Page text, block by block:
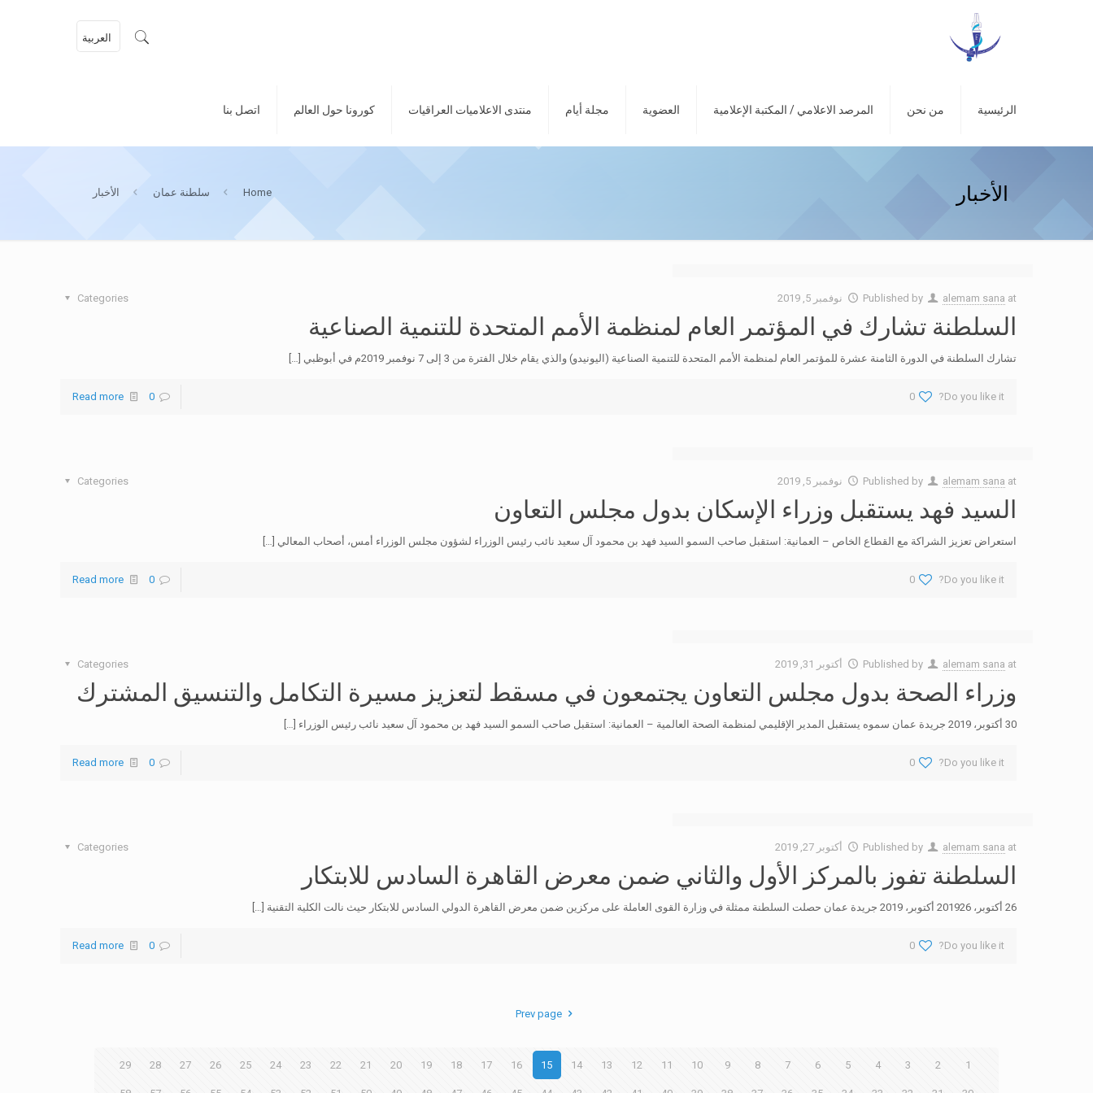
الرئيسية من نحن المرصد الاعلامي / المكتبة الإعلامية العضوية مجلة أيام منتدى الاعلاميات العراقيات كورونا حول العالم اتصل بنا
العربية
الأخبار Home سلطنة عمان الأخبار
Published by alemam sana at نوفمبر 5, 2019 Categories
السلطنة تشارك في المؤتمر العام لمنظمة الأمم المتحدة للتنمية الصناعية
تشارك السلطنة في الدورة الثامنة عشرة للمؤتمر العام لمنظمة الأمم المتحدة للتنمية الصناعية (اليونيدو) والذي يقام خلال الفترة من 3 إلى 7 نوفمبر 2019م في أبوظبي […]
Do you like it?
0
0
Read more
Published by alemam sana at نوفمبر 5, 2019 Categories
السيد فهد يستقبل وزراء الإسكان بدول مجلس التعاون
استعراض تعزيز الشراكة مع القطاع الخاص – العمانية: استقبل صاحب السمو السيد فهد بن محمود آل سعيد نائب رئيس الوزراء لشؤون مجلس الوزراء أمس، أصحاب المعالي […]
Do you like it?
0
0
Read more
Published by alemam sana at أكتوبر 31, 2019 Categories
وزراء الصحة بدول مجلس التعاون يجتمعون في مسقط لتعزيز مسيرة التكامل والتنسيق المشترك
30 أكتوبر، 2019 جريدة عمان سموه يستقبل المدير الإقليمي لمنظمة الصحة العالمية – العمانية: استقبل صاحب السمو السيد فهد بن محمود آل سعيد نائب رئيس الوزراء […]
Do you like it?
0
0
Read more
Published by alemam sana at أكتوبر 27, 2019 Categories
السلطنة تفوز بالمركز الأول والثاني ضمن معرض القاهرة السادس للابتكار
26 أكتوبر، 201926 أكتوبر، 2019 جريدة عمان حصلت السلطنة ممثلة في وزارة القوى العاملة على مركزين ضمن معرض القاهرة الدولي السادس للابتكار حيث نالت الكلية التقنية […]
Do you like it?
0
0
Read more
Prev page
1
2
3
4
5
6
7
8
9
10
11
12
13
14
15
16
17
18
19
20
21
22
23
24
25
26
27
28
29